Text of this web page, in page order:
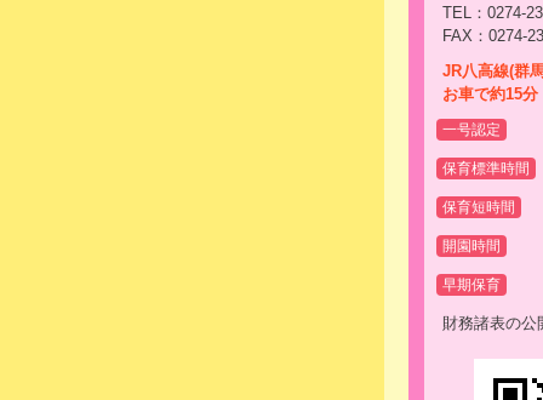
TEL：0274-
FAX：0274-
JR八高線(群
お車で約15分
一号認定
保育標準時間
保育短時間
開園時間
早期保育
財務諸表の公